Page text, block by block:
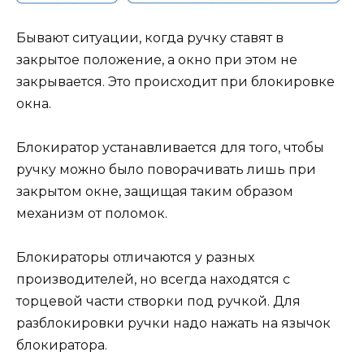
Бывают ситуации, когда ручку ставят в
закрытое положение, а окно при этом не
закрывается. Это происходит при блокировке
окна.
Блокиратор устанавливается для того, чтобы
ручку можно было поворачивать лишь при
закрытом окне, защищая таким образом
механизм от поломок.
Блокираторы отличаются у разных
производителей, но всегда находятся с
торцевой части створки под ручкой. Для
разблокировки ручки надо нажать на язычок
блокиратора.